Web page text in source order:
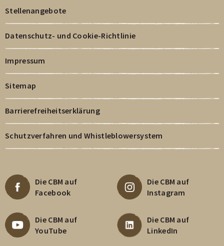
Stellenangebote
Datenschutz- und Cookie-Richtlinie
Impressum
Sitemap
Barrierefreiheitserklärung
Schutzverfahren und Whistleblowersystem
Die CBM auf
Facebook
Die CBM auf
Instagram
Die CBM auf
YouTube
Die CBM auf
LinkedIn